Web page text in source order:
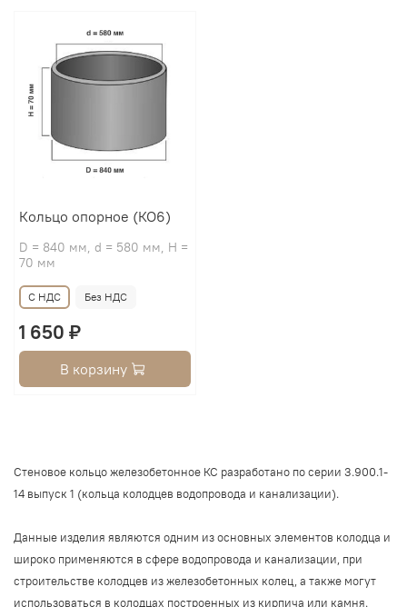
Кольцо опорное (КО6)
D = 840 мм, d = 580 мм, H =
70 мм
С НДС Без НДС
1 650 ₽
В корзину
Стеновое кольцо железобетонное КС разработано по серии 3.900.1-
14 выпуск 1 (кольца колодцев водопровода и канализации).
Данные изделия являются одним из основных элементов колодца и
широко применяются в сфере водопровода и канализации, при
строительстве колодцев из железобетонных колец, а также могут
использоваться в колодцах построенных из кирпича или камня.